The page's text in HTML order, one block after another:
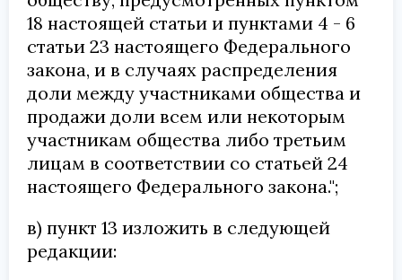
18 настоящей статьи и пунктами 4 - 6
статьи 23 настоящего Федерального
закона, и в случаях распределения
доли между участниками общества и
продажи доли всем или некоторым
участникам общества либо третьим
лицам в соответствии со статьей 24
настоящего Федерального закона.";
в) пункт 13 изложить в следующей
редакции: